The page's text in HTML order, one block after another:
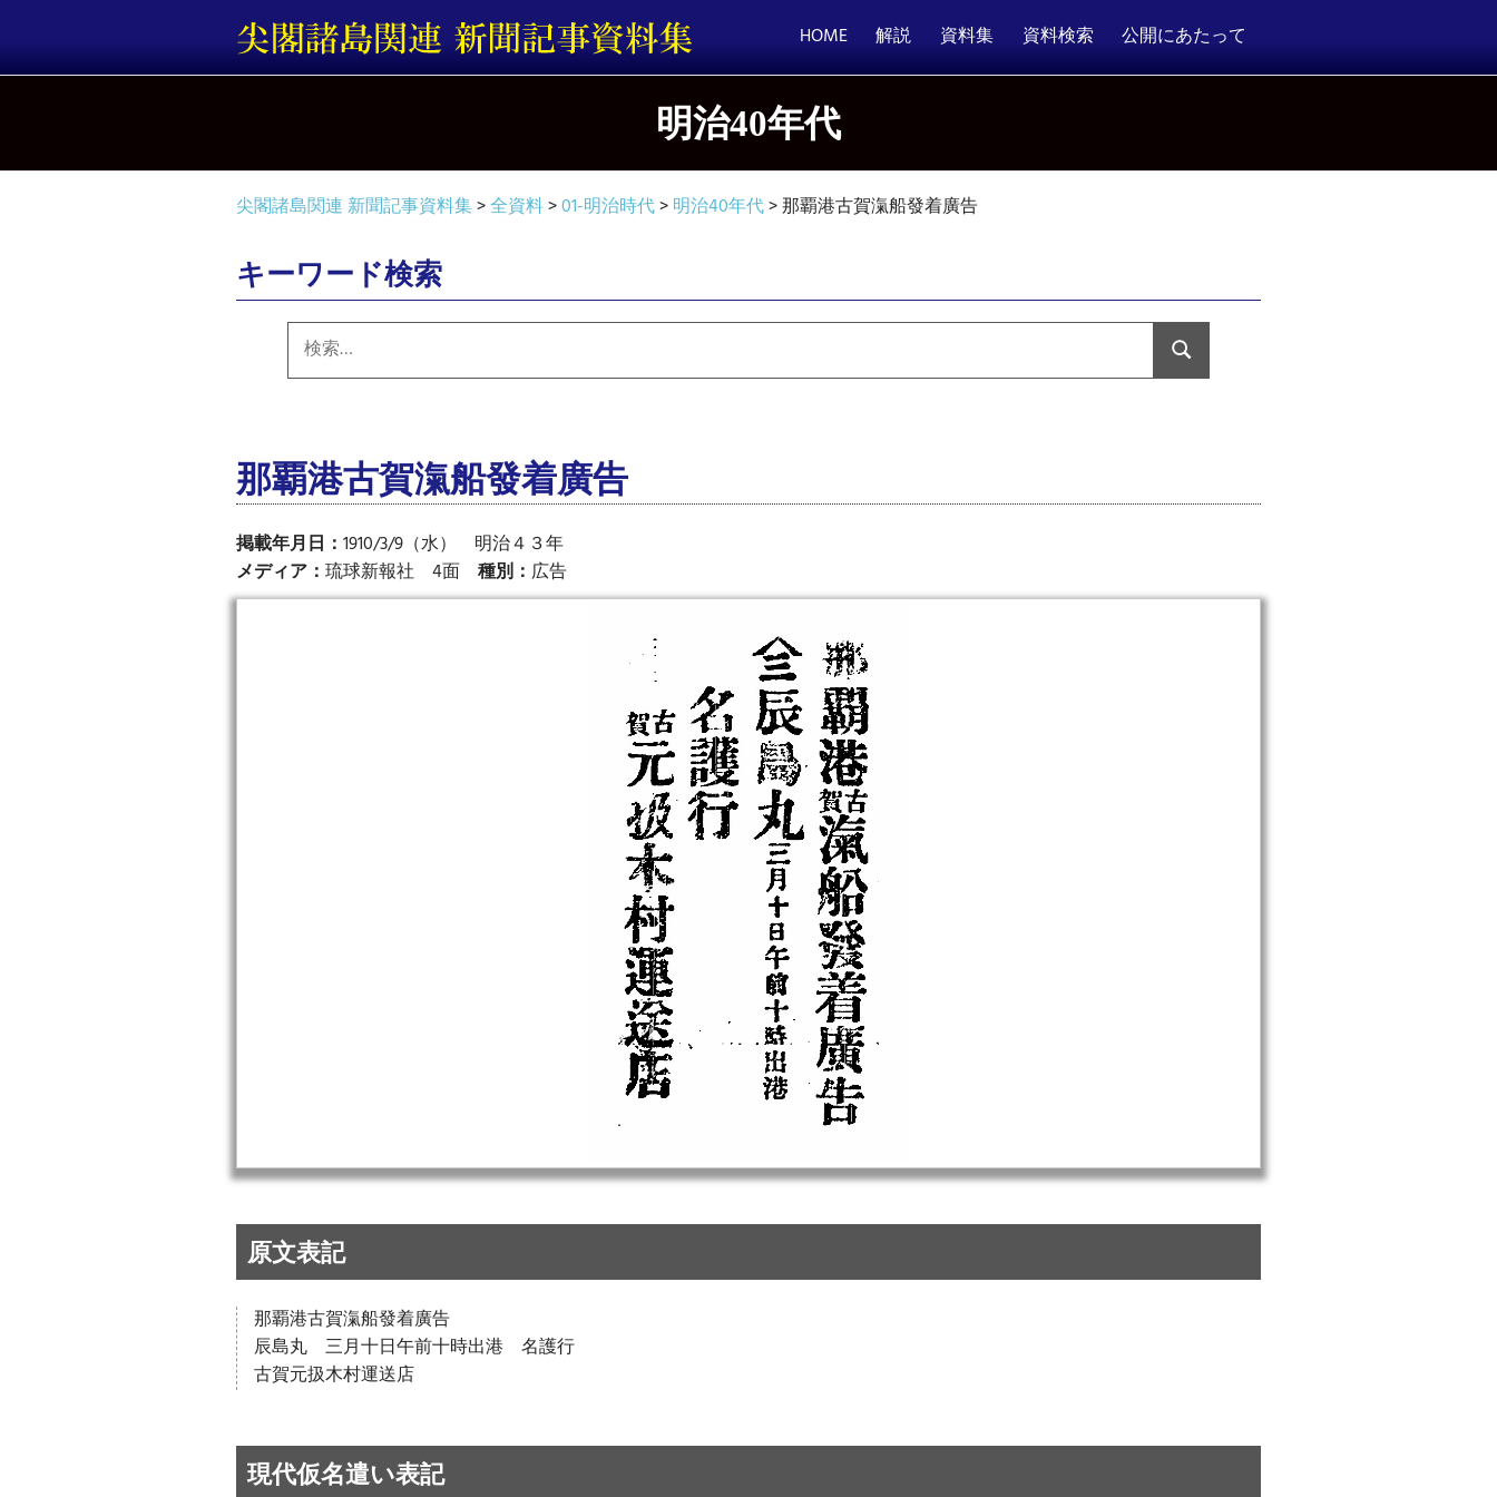
テ
ス
HOME 解説 資料集 資料検索 公開にあたって
明治40年代
尖閣諸島関連 新聞記事資料集>全資料>01-明治時代>明治40年代>那覇港古賀滊船發着廣告
キーワード検索
索:
検
索
那覇港古賀滊船發着廣告
掲載年月日： 1910/3/9（水） 明治４３年
メディア： 琉球新報社 4面 種別： 広告
原文表記
那覇港古賀滊船發着廣告
辰島丸 三月十日午前十時出港 名護行
古賀元扱木村運送店
現代仮名遣い表記